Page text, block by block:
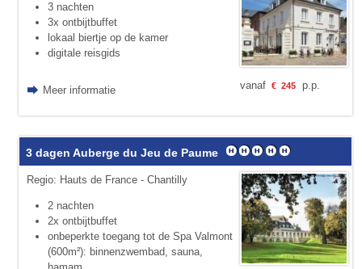
3 nachten
3x ontbijtbuffet
lokaal biertje op de kamer
digitale reisgids
Meer informatie vanaf € 245p.p.
3 dagen Auberge du Jeu de Paume
Regio: Hauts de France - Chantilly
2 nachten
2x ontbijtbuffet
onbeperkte toegang tot de Spa Valmont
(600m²): binnenzwembad, sauna,